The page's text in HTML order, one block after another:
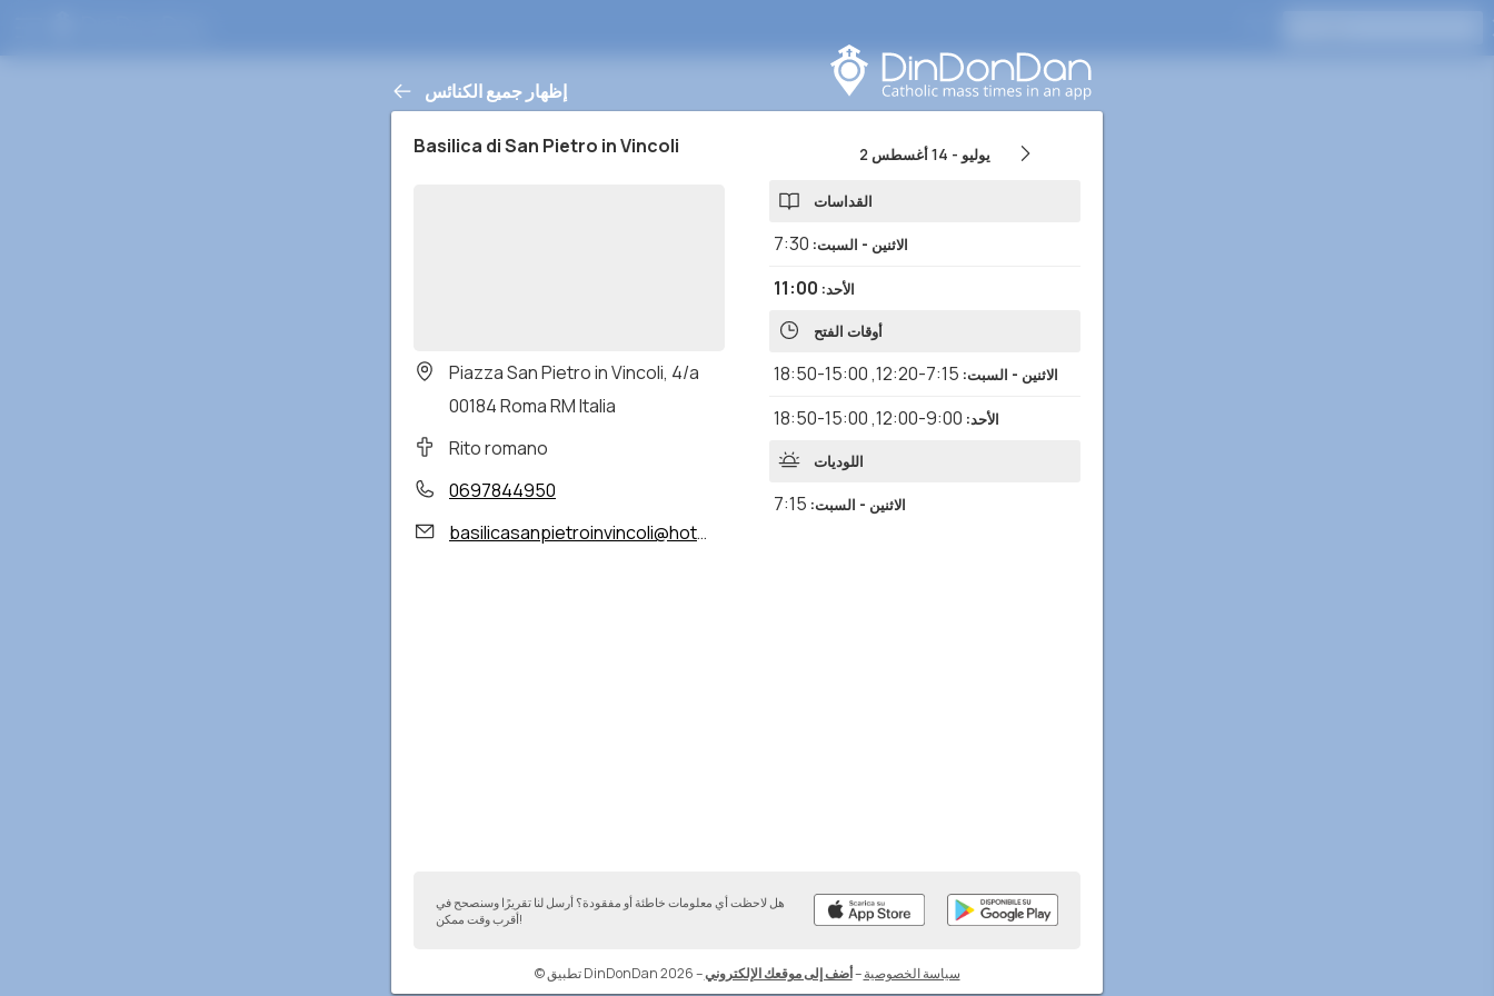
إظهار جميع الكنائس
Basilica di San Pietro in Vincoli
Piazza San Pietro in Vincoli, 4/a
00184 Roma RM Italia
Rito romano
0697844950
basilicasanpietroinvincoli@hotmail.com
2 يوليو - 14 أغسطس
القداسات
الاثنين - السبت:
7:30
الأحد:
11:00
أوقات الفتح
الاثنين - السبت:
7:15-12:20
,
15:00-18:50
الأحد:
9:00-12:00
,
15:00-18:50
اللوديات
الاثنين - السبت:
7:15
هل لاحظت أي معلومات خاطئة أو مفقودة؟ أرسل لنا تقريرًا وسنصحح في
أقرب وقت ممكن!
© تطبيق DinDonDan 2026– سياسة الخصوصية –أضف إلى موقعك الإلكتروني